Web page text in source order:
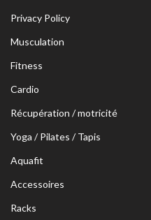
Privacy Policy
Musculation
Fitness
Cardio
Récupération / motricité
Yoga / Pilates / Tapis
Aquafit
Accessoires
Racks